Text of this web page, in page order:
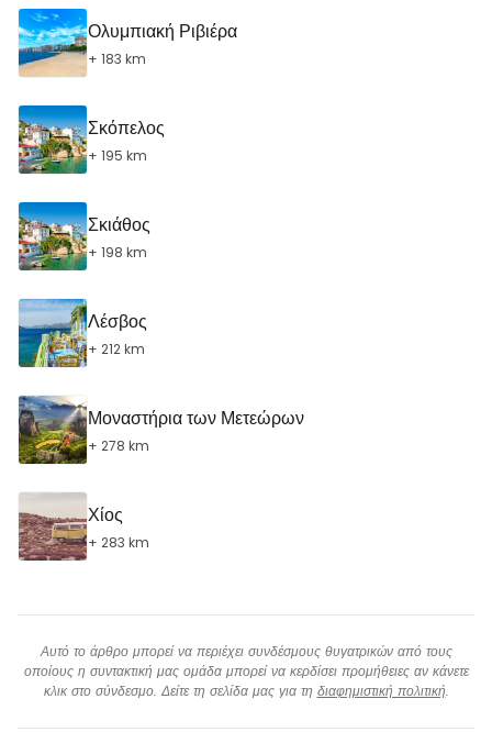
Ολυμπιακή Ριβιέρα
+ 183 km
Σκόπελος
+ 195 km
Σκιάθος
+ 198 km
Λέσβος
+ 212 km
Μοναστήρια των Μετεώρων
+ 278 km
Χίος
+ 283 km
Αυτό το άρθρο μπορεί να περιέχει συνδέσμους θυγατρικών από τους
οποίους η συντακτική μας ομάδα μπορεί να κερδίσει προμήθειες αν κάνετε
κλικ στο σύνδεσμο. Δείτε τη σελίδα μας για τη διαφημιστική πολιτική.